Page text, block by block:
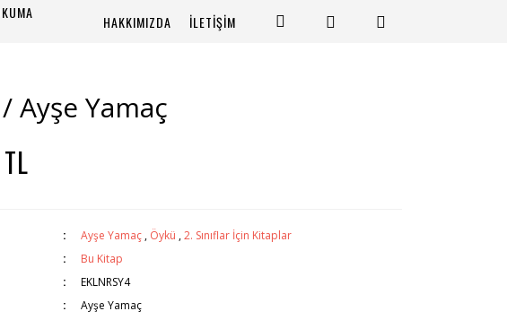
HAKKIMIZDA İLETİŞİM
Ayşe Yamaç
Ayşe Yamaç , Öykü ,2. Sınıflar İçin Kitaplar
Bu Kitap
EKLNRSY4
Ayşe Yamaç